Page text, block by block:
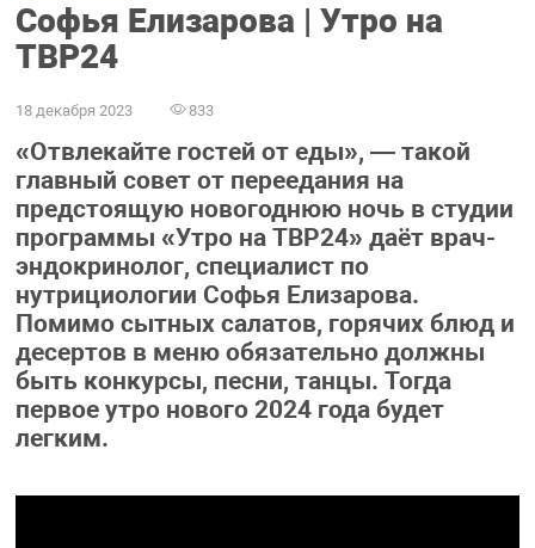
Софья Елизарова | Утро на
ТВР24
18 декабря 2023 833
«Отвлекайте гостей от еды», — такой
главный совет от переедания на
предстоящую новогоднюю ночь в студии
программы «Утро на ТВР24» даёт врач-
эндокринолог, специалист по
нутрициологии Софья Елизарова.
Помимо сытных салатов, горячих блюд и
десертов в меню обязательно должны
быть конкурсы, песни, танцы. Тогда
первое утро нового 2024 года будет
легким.